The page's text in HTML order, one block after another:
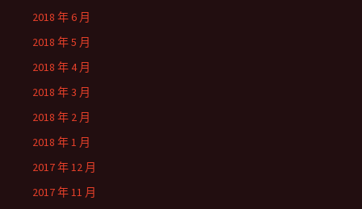
2018 年 6 月
2018 年 5 月
2018 年 4 月
2018 年 3 月
2018 年 2 月
2018 年 1 月
2017 年 12 月
2017 年 11 月